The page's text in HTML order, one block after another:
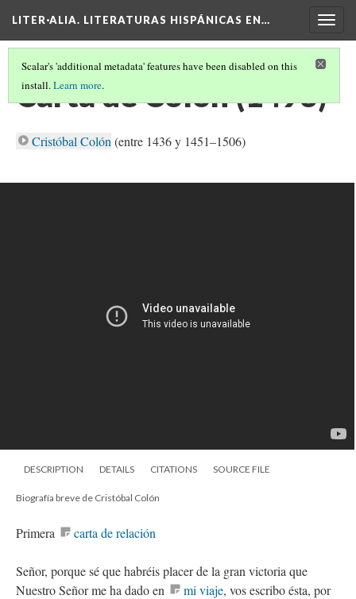
LITER·ALIA. LITERATURAS HISPÁNICAS EN…
Scalar's 'additional metadata' features have been disabled on this
install.Learn more.
Carta de Colón (1493)
Cristóbal Colón (entre 1436 y 1451–1506)
DESCRIPTION DETAILS CITATIONS SOURCE FILE
Biografía breve de Cristóbal Colón
Primera carta de relación
Señor, porque sé que habréis placer de la gran victoria que
Nuestro Señor me ha dado en
mi viaje, vos escribo ésta, por